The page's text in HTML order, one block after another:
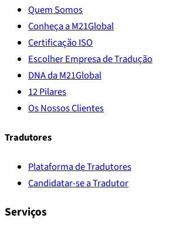
Quem Somos
Conheça a M21Global
Certificação ISO
Escolher Empresa de Tradução
DNA da M21Global
12 Pilares
Os Nossos Clientes
Tradutores
Plataforma de Tradutores
Candidatar-se a Tradutor
Serviços